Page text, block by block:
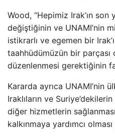
Wood, “Hepimiz Irak’ın
değiştiğinin ve UNAMI’nin
istikrarlı ve egemen bir
taahhüdümüzün bir parçası
düzenlenmesi gerektiğinin
Kararda ayrıca UNAMI’nin
Iraklıların ve
diğer hizmetlerin
kalkınmaya yardımcı